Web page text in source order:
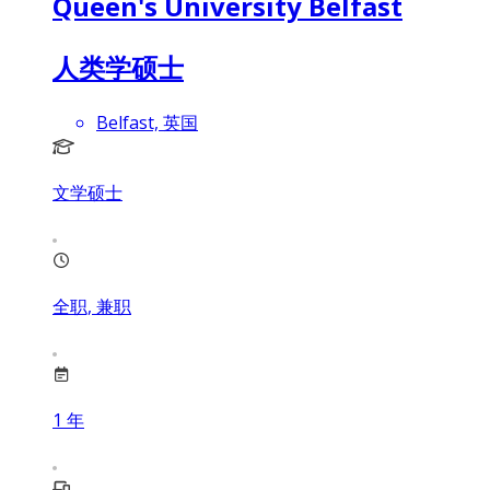
人类学硕士
Belfast, 英国
文学硕士
全职, 兼职
1 年